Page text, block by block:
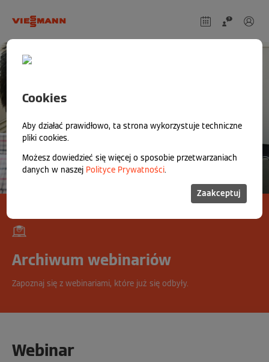
Cookies
Aby działać prawidłowo, ta strona wykorzystuje techniczne
pliki cookies.
Możesz dowiedzieć się więcej o sposobie przetwarzaniach
danych w naszej Polityce Prywatności.
Zaakceptuj
Archiwum webinariów
Zapoznaj się z webinariami, które już się odbyły.
Webinar